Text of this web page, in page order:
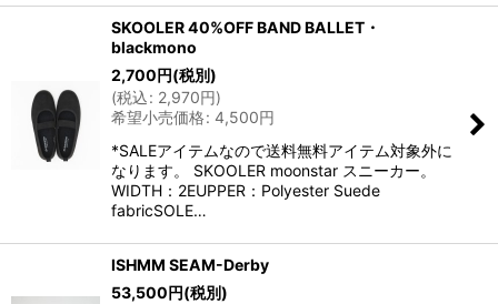
SKOOLER 40%OFF BAND BALLET・
blackmono
2,700円(税別)
(税込: 2,970円)
希望小売価格: 4,500円
*SALEアイテムなので送料無料アイテム対象外に
なります。 SKOOLER moonstar スニーカー。
WIDTH：2EUPPER：Polyester Suede
fabricSOLE…
ISHMM SEAM-Derby
53,500円(税別)